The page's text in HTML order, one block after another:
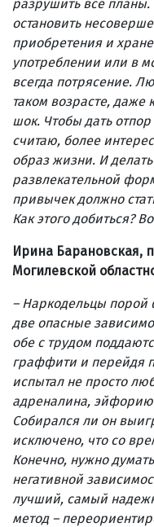
разрушить все
остановить
приобретения и
употреблении или в
всегда потрясение.
таком возрасте, даже
шок. Чтобы дать
считаю, более
образ жизни. И
развлекательной
привычек должно
Как этого добиться?
Ирина Барановская,
Могилевской
– Наркодельцы порой
две опасные
обе с трудом
граффити и перейдя
испытал не просто
адреналина, эйфорию
Собирался ли он
исключено, что со
Конечно, нужно
негативной
лучший, самый
метод –